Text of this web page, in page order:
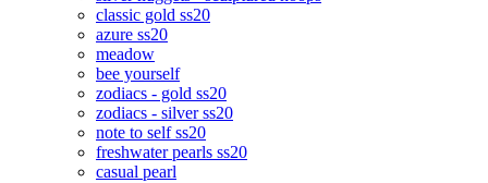
classic gold ss20
azure ss20
meadow
bee yourself
zodiacs - gold ss20
zodiacs - silver ss20
note to self ss20
freshwater pearls ss20
casual pearl